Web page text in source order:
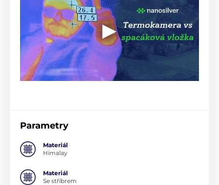
Parametry
Materiál
Himalay
Materiál
Se stříbrem